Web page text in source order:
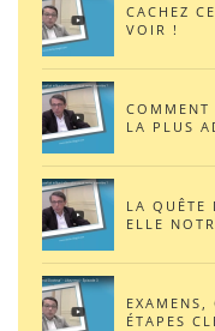
CACHEZ
VOIR !
COMMENT
LA PLUS
LA QUÊTE
ELLE
EXAMENS,
ÉTAPES